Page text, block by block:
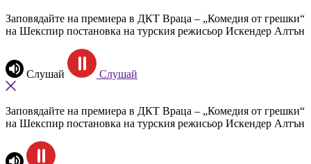
Заповядайте на премиера в ДКТ Враца – „Комедия от грешки“
на Шекспир постановка на турския режисьор Искендер Алтън
Слушай Слушай
Заповядайте на премиера в ДКТ Враца – „Комедия от грешки“
на Шекспир постановка на турския режисьор Искендер Алтън